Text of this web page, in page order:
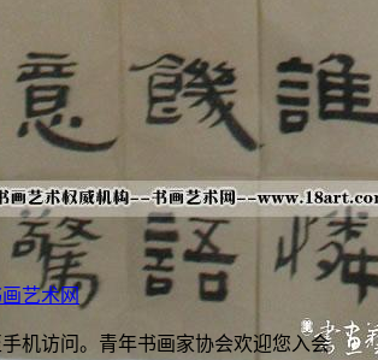
画艺术网
机访问。青年书画家协会欢迎您入会